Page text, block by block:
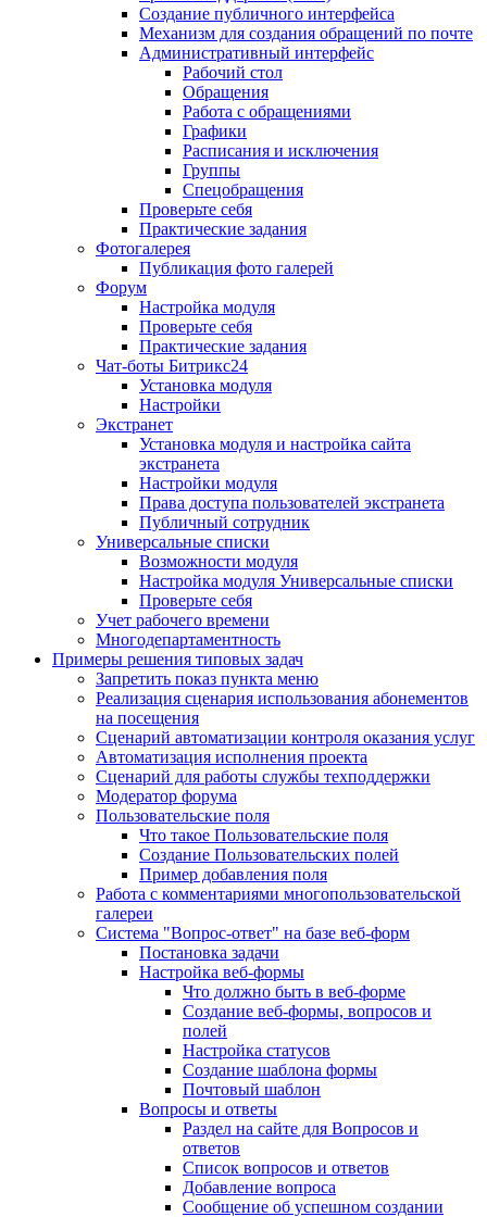
Создание публичного интерфейса
Механизм для создания обращений по почте
Административный интерфейс
Рабочий стол
Обращения
Работа с обращениями
Графики
Расписания и исключения
Группы
Спецобращения
Проверьте себя
Практические задания
Фотогалерея
Публикация фото галерей
Форум
Настройка модуля
Проверьте себя
Практические задания
Чат-боты Битрикс24
Установка модуля
Настройки
Экстранет
Установка модуля и настройка сайта
экстранета
Настройки модуля
Права доступа пользователей экстранета
Публичный сотрудник
Универсальные списки
Возможности модуля
Настройка модуля Универсальные списки
Проверьте себя
Учет рабочего времени
Многодепартаментность
Примеры решения типовых задач
Запретить показ пункта меню
Реализация сценария использования абонементов
на посещения
Сценарий автоматизации контроля оказания услуг
Автоматизация исполнения проекта
Сценарий для работы службы техподдержки
Модератор форума
Пользовательские поля
Что такое Пользовательские поля
Создание Пользовательских полей
Пример добавления поля
Работа с комментариями многопользовательской
галереи
Система "Вопрос-ответ" на базе веб-форм
Постановка задачи
Настройка веб-формы
Что должно быть в веб-форме
Создание веб-формы, вопросов и
полей
Настройка статусов
Создание шаблона формы
Почтовый шаблон
Вопросы и ответы
Раздел на сайте для Вопросов и
ответов
Список вопросов и ответов
Добавление вопроса
Сообщение об успешном создании